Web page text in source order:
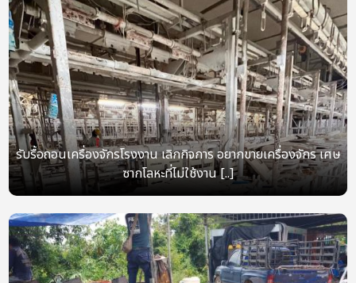
รับรื้อถอนเครื่องจักรโรงงาน เลิกกิจการ อยากขายเครื่องจักร เศษ
ซากโลหะที่ไม่ใช้งาน [..]